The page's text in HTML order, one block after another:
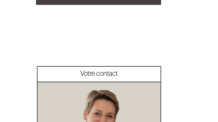
Contacter
Le blog
Votre contact